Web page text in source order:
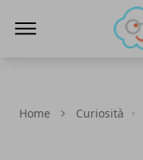
Home Curiosità